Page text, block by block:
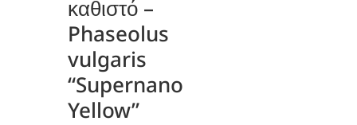
καθιστό –
Phaseolus
vulgaris
“Supernano
Yellow”